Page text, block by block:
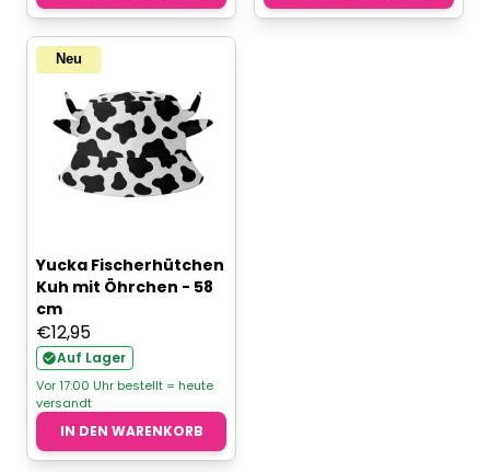
Neu
Yucka Fischerhütchen
Kuh mit Öhrchen - 58
cm
€12,95
Auf Lager
Vor 17:00 Uhr bestellt = heute
versandt
IN DEN WARENKORB